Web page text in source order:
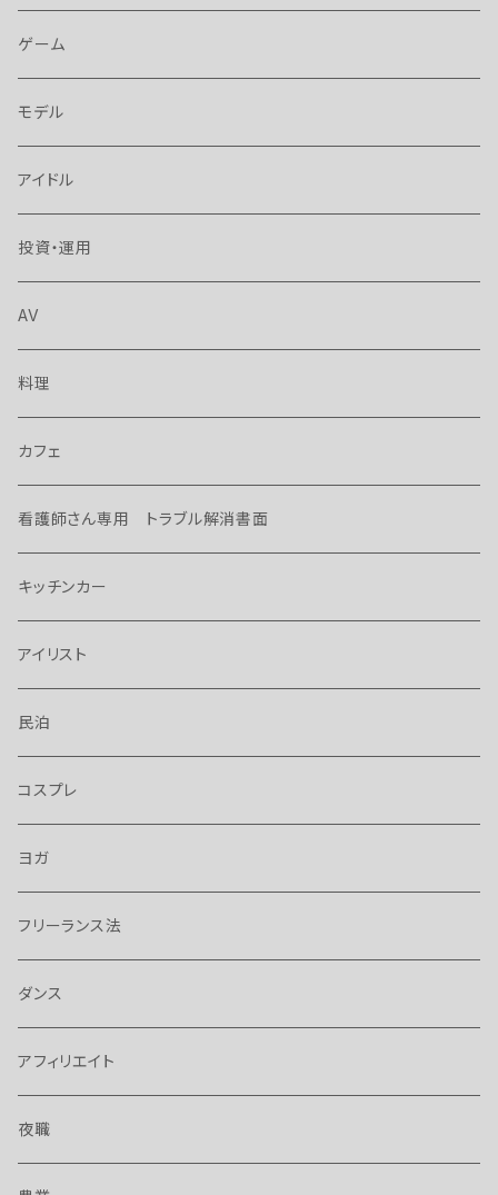
ゲーム
モデル
アイドル
投資・運用
AV
料理
カフェ
看護師さん専用 トラブル解消書面
キッチンカー
アイリスト
民泊
コスプレ
ヨガ
フリーランス法
ダンス
アフィリエイト
夜職